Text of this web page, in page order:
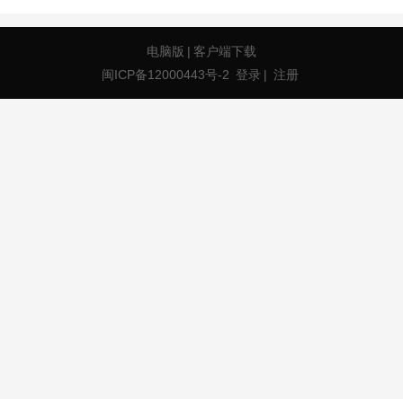
电脑版 | 客户端下载
闽ICP备12000443号-2 登录 | 注册